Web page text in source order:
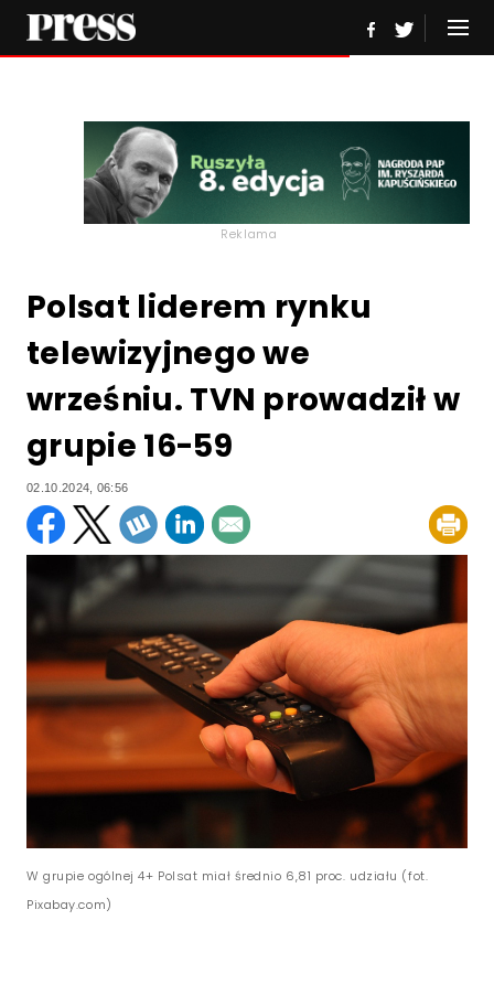
Reklama
Polsat liderem rynku
telewizyjnego we
wrześniu. TVN prowadził w
grupie 16-59
02.10.2024, 06:56
W grupie ogólnej 4+ Polsat miał średnio 6,81 proc. udziału (fot.
Pixabay.com)